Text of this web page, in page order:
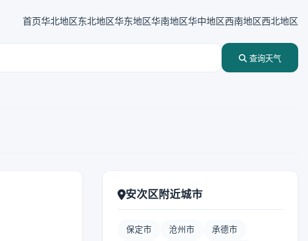
首页华北地区东北地区华东地区华南地区华中地区西南地区西北地区
查询天气
安次区附近城市
保定市 沧州市 承德市